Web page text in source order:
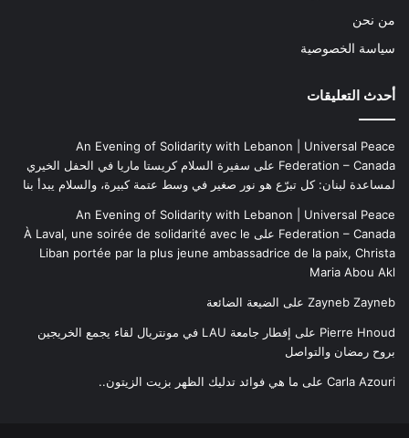
من نحن
سياسة الخصوصية
أحدث التعليقات
An Evening of Solidarity with Lebanon | Universal Peace
Federation – Canada على سفيرة السلام كريستا ماريا في الحفل الخيري
لمساعدة لبنان: كل تبرّع هو نور صغير في وسط عتمة كبيرة، والسلام يبدأ بنا
An Evening of Solidarity with Lebanon | Universal Peace
Federation – Canada على À Laval, une soirée de solidarité avec le
Liban portée par la plus jeune ambassadrice de la paix, Christa
Maria Abou Akl
Zayneb Zayneb على الضيعة الضائعة
Pierre Hnoud على
إفطار جامعة LAU في مونتريال لقاء يجمع الخريجين
بروح رمضان والتواصل
Carla Azouri على ما هي فوائد تدليك الظهر بزيت الزيتون..